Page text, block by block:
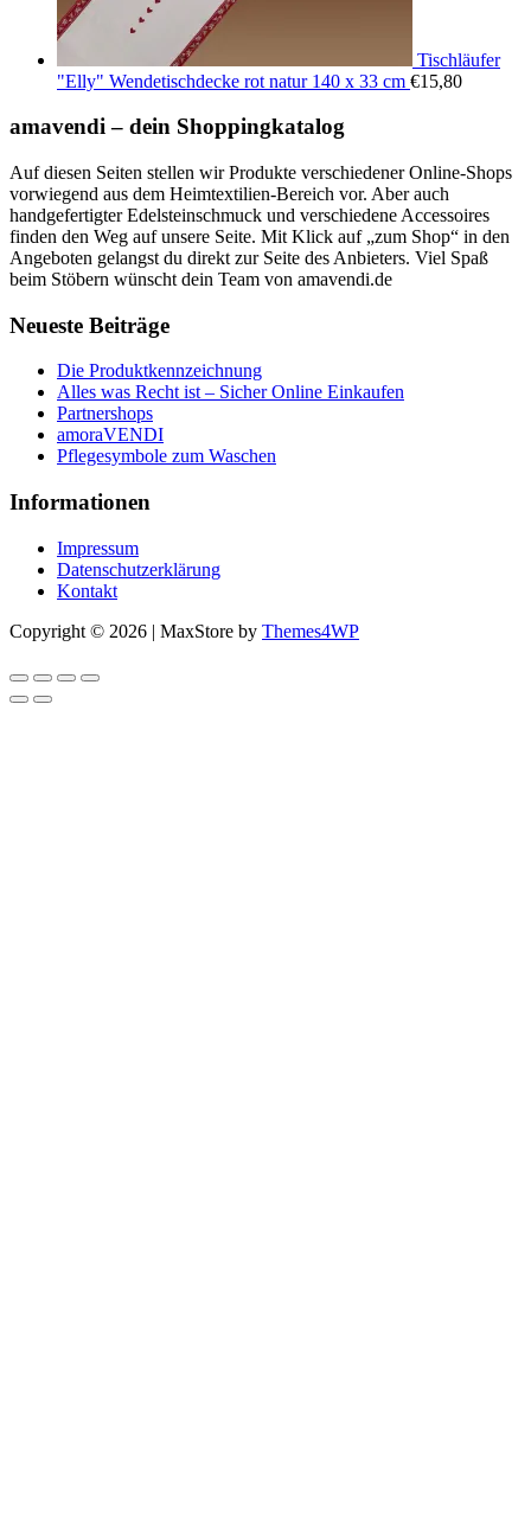
Tischläufer
"Elly" Wendetischdecke rot natur 140 x 33 cm €15,80
amavendi – dein Shoppingkatalog
Auf diesen Seiten stellen wir Produkte verschiedener Online-Shops
vorwiegend aus dem Heimtextilien-Bereich vor. Aber auch
handgefertigter Edelsteinschmuck und verschiedene Accessoires
finden den Weg auf unsere Seite. Mit Klick auf „zum Shop“ in den
Angeboten gelangst du direkt zur Seite des Anbieters. Viel Spaß
beim Stöbern wünscht dein Team von amavendi.de
Neueste Beiträge
Die Produktkennzeichnung
Alles was Recht ist – Sicher Online Einkaufen
Partnershops
amoraVENDI
Pflegesymbole zum Waschen
Informationen
Impressum
Datenschutzerklärung
Kontakt
Copyright © 2026 | MaxStore by Themes4WP